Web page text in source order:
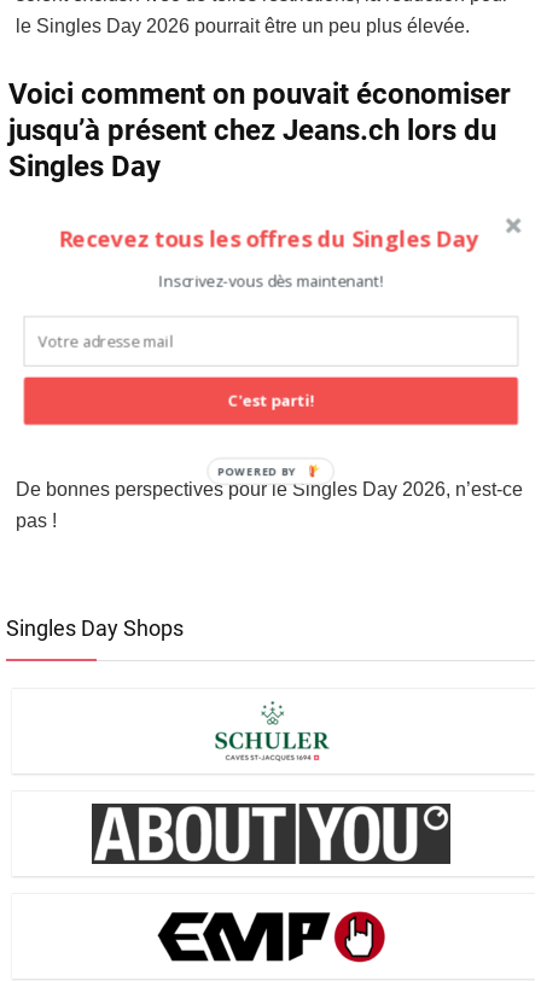
le Singles Day 2026 pourrait être un peu plus élevée.
Voici comment on pouvait économiser
jusqu’à présent chez Jeans.ch lors du
Singles Day
L’année dernière, Jeans.ch avait également participé au
même les articles déjà réduits avaient bénéficié d’une
remise supplémentaire. L’offre n’était valable que le jour
même du Singles Day et les clients devaient entrer un
code.
De bonnes perspectives pour le Singles Day 2026, n’est-ce
pas !
Singles Day Shops
Recevez tous les offres du Singles Day
Inscrivez-vous dès maintenant!
C'est parti!
POWERED BY